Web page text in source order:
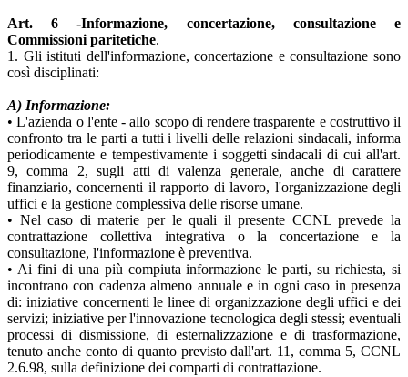
Art. 6 -Informazione, concertazione, consultazione e
Commissioni paritetiche.
1. Gli istituti dell'informazione, concertazione e consultazione sono
così disciplinati:
A) Informazione:
• L'azienda o l'ente - allo scopo di rendere trasparente e costruttivo il
confronto tra le parti a tutti i livelli delle relazioni sindacali, informa
periodicamente e tempestivamente i soggetti sindacali di cui all'art.
9, comma 2, sugli atti di valenza generale, anche di carattere
finanziario, concernenti il rapporto di lavoro, l'organizzazione degli
uffici e la gestione complessiva delle risorse umane.
• Nel caso di materie per le quali il presente CCNL prevede la
contrattazione collettiva integrativa o la concertazione e la
consultazione, l'informazione è preventiva.
• Ai fini di una più compiuta informazione le parti, su richiesta, si
incontrano con cadenza almeno annuale e in ogni caso in presenza
di: iniziative concernenti le linee di organizzazione degli uffici e dei
servizi; iniziative per l'innovazione tecnologica degli stessi; eventuali
processi di dismissione, di esternalizzazione e di trasformazione,
tenuto anche conto di quanto previsto dall'art. 11, comma 5, CCNL
2.6.98, sulla definizione dei comparti di contrattazione.